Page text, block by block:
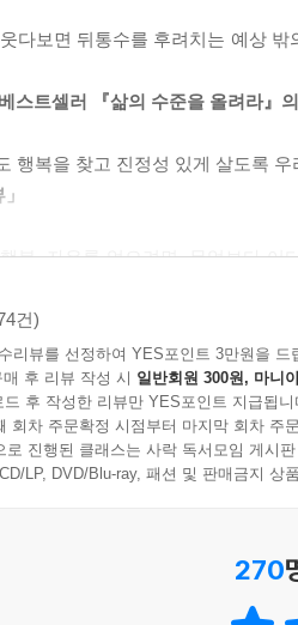
국에서 가장 영향력 있는 파워블
도 했으며 이후 부모님의 이혼과
을 리 만무했고, 대학 졸업 후 백수
작했다. 그러자 실패가 하찮게 느
대체 뭘 하며 살아야 할지 모르겠
매몰돼 인생을 망친 예는 얼마든
스의 멤버였고, 2,500만 장 이상의
가장 가까운 곳에 있는 행복을 보
기술』은 인생에서 중요하게 가져
, 실패를 두려워하지 말 것, 거절할
기, 상스럽고 무자비한 유머, 깊이 있
다보면 뒤통수를 후려치는 예상
스트셀러 『삶의 수준을 올려라』
행복을 찾고 진정성 있게 살도록
복, 자유를 얻으려면, 무엇보다
이, 베스트셀러 『에고라는 적』의
문제를 깊이 파고들어 놀라우면
스트셀러 『하루 50달러로 세계를
건)
리뷰를 선정하여 YES포인트 3만원을 드
후 리뷰 작성 시 일반회원 300원, 마니
드 후 작성한 리뷰만 YES포인트 지급됩니
회차 주문확정 시점부터 마지막 회차 주
로 진행된 클래스는 사락 독서모임 게시
LP, DVD/Blu-ray, 패션 및 판매금지 상
270